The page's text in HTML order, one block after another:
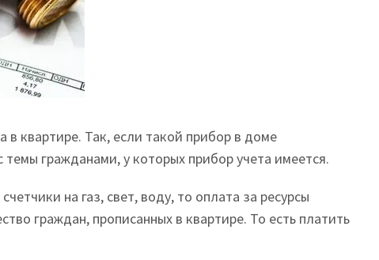
в квартире. Так, если такой прибор в доме
гражданами, у которых прибор учета имеется.
на газ, свет, воду, то оплата за ресурсы
граждан, прописанных в квартире. То есть платить